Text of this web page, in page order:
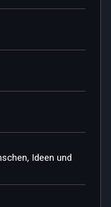
Ideen und